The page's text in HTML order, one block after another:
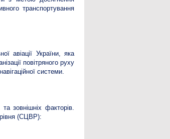
транспортування
авіації України, яка
повітряного руху
системи.
зовнішніх факторів.
(СЦВР):